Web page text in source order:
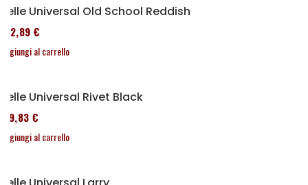
Selle Universal Old School Reddish
152,89 €
Aggiungi al carrello
Selle Universal Rivet Black
119,83 €
Aggiungi al carrello